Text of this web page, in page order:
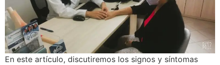
En este artículo, discutiremos los signos y síntomas